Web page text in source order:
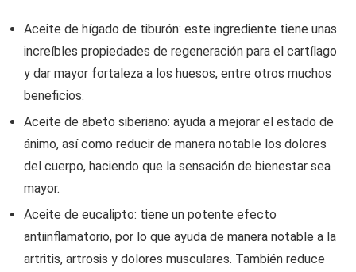
Aceite de hígado de tiburón: este ingrediente tiene unas
increíbles propiedades de regeneración para el cartílago
y dar mayor fortaleza a los huesos, entre otros muchos
beneficios.
Aceite de abeto siberiano: ayuda a mejorar el estado de
ánimo, así como reducir de manera notable los dolores
del cuerpo, haciendo que la sensación de bienestar sea
mayor.
Aceite de eucalipto: tiene un potente efecto
antiinflamatorio, por lo que ayuda de manera notable a la
artritis, artrosis y dolores musculares. También reduce